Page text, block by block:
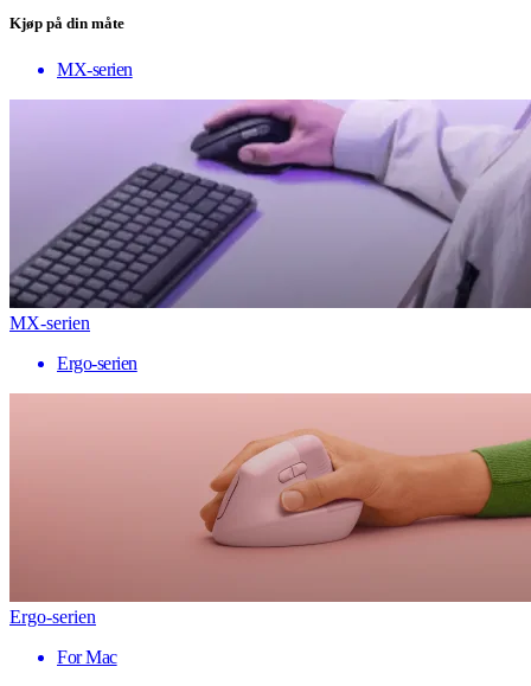
Kjøp på din måte
MX-serien
MX-serien
Ergo-serien
Ergo-serien
For Mac